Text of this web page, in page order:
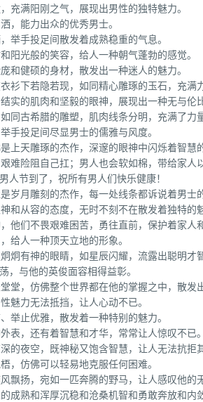
充满阳刚之气，展现出男性的独特魅力。
，能力出众的优秀男士。
举手投足间散发着成熟稳重的气息。
阳光般的笑容，给人一种朝气蓬勃的感觉。
和健硕的身材，散发出一种迷人的魅力。
衫下若隐若现，如同精心雕琢的玉石，充满
实的肌肉和坚毅的眼神，展现出一种无与伦
同古希腊的雕塑，肌肉线条分明，充满了力
手投足间尽显男士的儒雅与风度。
上天雕琢的杰作，深邃的眼神中闪烁着智慧
难险阻自己扛；男人也会软如棉，带给家
人节到了，祝所有男人们快乐健康！
岁月雕刻的杰作，每一处线条都诉说着男士
和从容的态度，无时不刻不在散发着独特的
他们不畏艰难困苦，勇往直前，保护着家人
给人一种顶天立地的形象。
炯有神的眼睛，如星辰闪耀，流露出聪明才
，与他的英俊面容相得益彰。
堂，仿佛整个世界都在他的掌握之中，散发
魅力无法抵挡，让人心动不已。
举止优雅，散发着一种特别的魅力。
表，还有着智慧和才华，常常让人惊叹不已。
的夜空，既神秘又饱含智慧，让人无法抗拒
，仿佛可以轻易地克服任何困难。
飘扬，宛如一匹奔腾的野马，让人感叹他的
成熟和浑厚沉稳和沧桑机智和勇敢奔放和